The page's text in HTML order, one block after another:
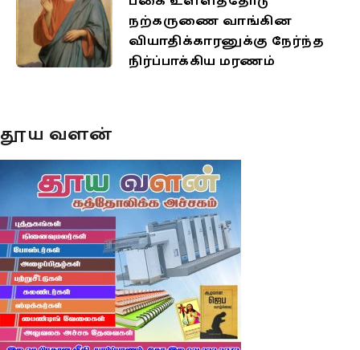
நற்கருணை வாங்கின
வியாதிக்காரனுக்கு நேர்ந்த
நிர்ப்பாக்கிய மரணம்
தூய வளன்